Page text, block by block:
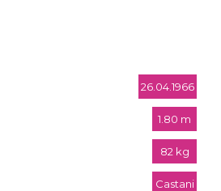
26.04.1966
1.80 m
82 kg
Castani